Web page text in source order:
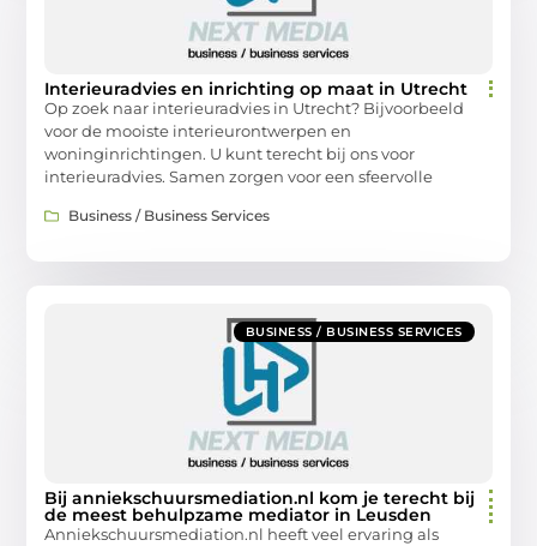
Interieuradvies en inrichting op maat in Utrecht
Op zoek naar interieuradvies in Utrecht? Bijvoorbeeld
voor de mooiste interieurontwerpen en
woninginrichtingen. U kunt terecht bij ons voor
interieuradvies. Samen zorgen voor een sfeervolle
Business / Business Services
BUSINESS / BUSINESS SERVICES
Bij anniekschuursmediation.nl kom je terecht bij
de meest behulpzame mediator in Leusden
Anniekschuursmediation.nl heeft veel ervaring als